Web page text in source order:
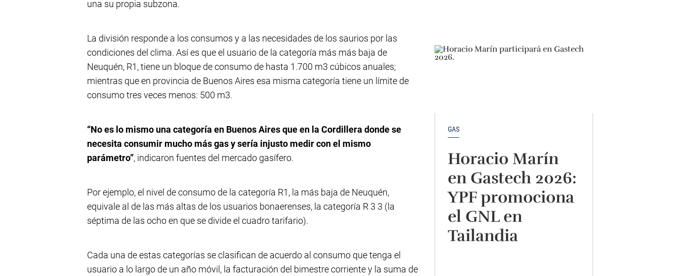
una su propia subzona.
La división responde a los consumos y a las necesidades de los saurios por las
condiciones del clima. Así es que el usuario de la categoría más más baja de
Neuquén, R1, tiene un bloque de consumo de hasta 1.700 m3 cúbicos anuales;
mientras que en provincia de Buenos Aires esa misma categoría tiene un límite de
consumo tres veces menos: 500 m3.
“No es lo mismo una categoría en Buenos Aires que en la Cordillera donde se
necesita consumir mucho más gas y sería injusto medir con el mismo
parámetro”, indicaron fuentes del mercado gasífero.
Por ejemplo, el nivel de consumo de la categoría R1, la más baja de Neuquén,
equivale al de las más altas de los usuarios bonaerenses, la categoría R 3 3 (la
séptima de las ocho en que se divide el cuadro tarifario).
Cada una de estas categorías se clasifican de acuerdo al consumo que tenga el
usuario a lo largo de un año móvil, la facturación del bimestre corriente y la suma de
GAS
Horacio Marín
en Gastech 2026:
YPF promociona
el GNL en
Tailandia